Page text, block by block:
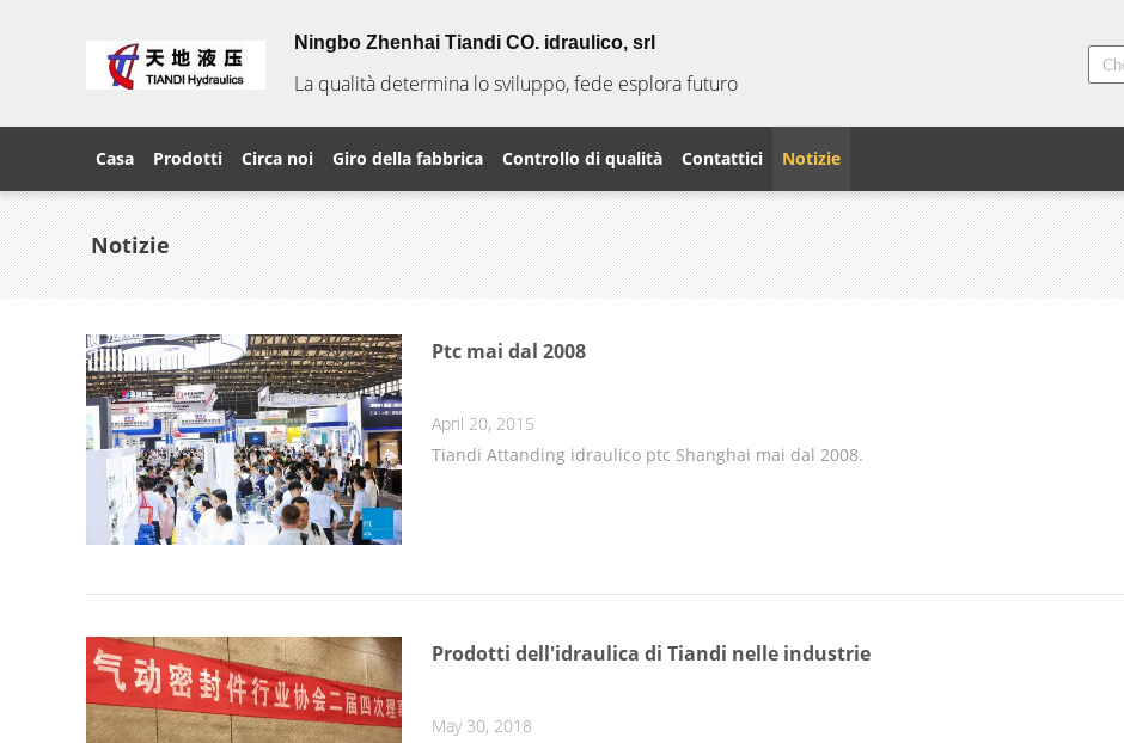
Ningbo Zhenhai Tiandi CO. idraulico, srl
La qualità determina lo sviluppo, fede esplora futuro
Casa Prodotti Circa noi Giro della fabbrica Controllo di qualità Contattici Notizie
Notizie
Ptc mai dal 2008
April 20, 2015
Tiandi Attanding idraulico ptc Shanghai mai dal 2008.
Prodotti dell'idraulica di Tiandi nelle industrie
May 30, 2018